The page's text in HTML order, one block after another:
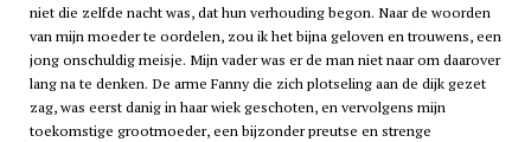
niet die zelfde nacht was, dat hun verhouding begon. Naar de woorden
van mijn moeder te oordelen, zou ik het bijna geloven en trouwens, een
jong onschuldig meisje. Mijn vader was er de man niet naar om daarover
lang na te denken. De arme Fanny die zich plotseling aan de dijk gezet
zag, was eerst danig in haar wiek geschoten, en vervolgens mijn
toekomstige grootmoeder, een bijzonder preutse en strenge